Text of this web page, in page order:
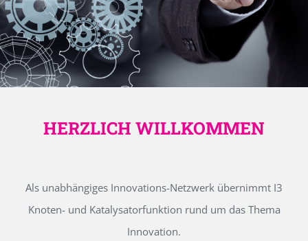
HERZLICH WILLKOMMEN
Als unabhängiges Innovations-Netzwerk übernimmt I3
Knoten- und Katalysatorfunktion rund um das Thema
Innovation.